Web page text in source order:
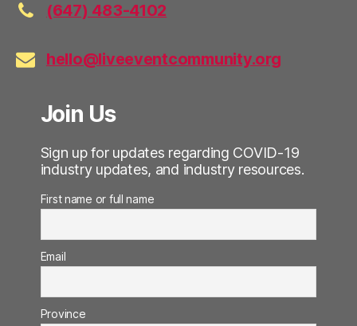
(647) 483-4102
hello@liveeventcommunity.org
Join Us
Sign up for updates regarding COVID-19
industry updates, and industry resources.
First name or full name
Email
Province